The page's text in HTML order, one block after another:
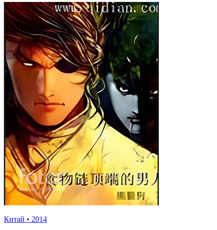
Китай • 2014